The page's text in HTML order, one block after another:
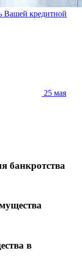
Вашей кредитной
25 мая
банкротства
в